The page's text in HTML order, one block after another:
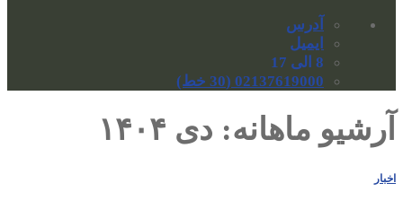
آدرس
ایمیل
8 الی 17
02137619000 (30 خط)
آرشیو ماهانه: دی ۱۴۰۴
اخبار